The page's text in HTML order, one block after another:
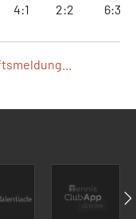
4:1 2:2 6:3